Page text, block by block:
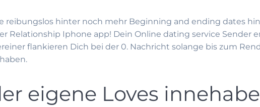
reibungslos hinter noch mehr Beginning and ending dates
Relationship Iphone app! Dein Online dating service Sender
flankieren Dich bei der 0. Nachricht solange bis zum
eigene Loves